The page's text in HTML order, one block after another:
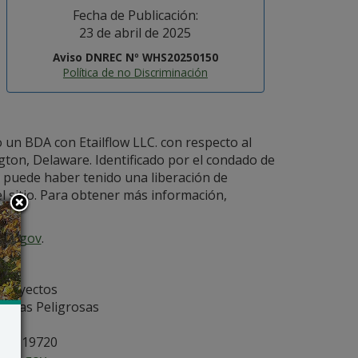
Fecha de Publicación:
23 de abril de 2025
Aviso DNREC Nº WHS20250150
Política de no Discriminación
un BDA con Etailflow LLC. con respecto al
Delaware. Identificado por el condado de
haber tenido una liberación de
sitio. Para obtener más información,
.
Peligrosas
19720